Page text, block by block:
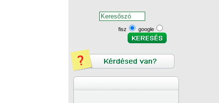
fisz google